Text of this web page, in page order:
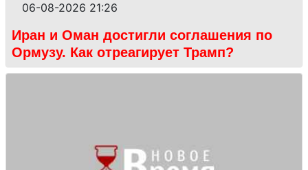
06-08-2026 21:26
Иран и Оман достигли соглашения по
Ормузу. Как отреагирует Трамп?